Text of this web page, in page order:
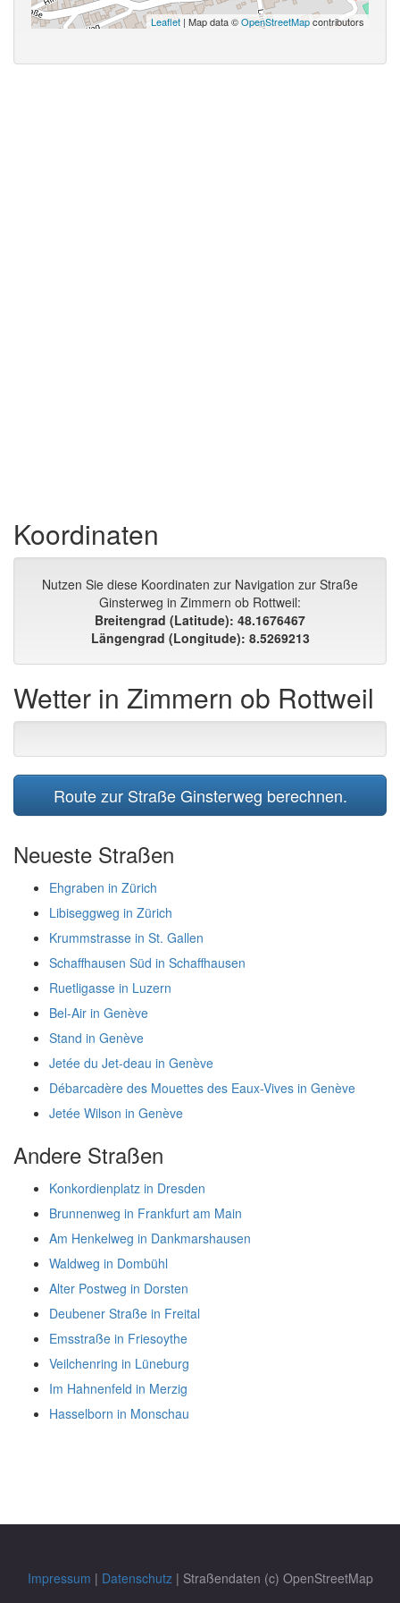
Leaflet | Map data ©OpenStreetMapcontributors
Koordinaten
Nutzen Sie diese Koordinaten zur Navigation zur Straße
Ginsterweg in Zimmern ob Rottweil:
Breitengrad (Latitude): 48.1676467
Längengrad (Longitude): 8.5269213
Wetter in Zimmern ob Rottweil
Route zur Straße Ginsterweg berechnen.
Neueste Straßen
Ehgraben in Zürich
Libiseggweg in Zürich
Krummstrasse in St. Gallen
Schaffhausen Süd in Schaffhausen
Ruetligasse in Luzern
Bel-Air in Genève
Stand in Genève
Jetée du Jet-deau in Genève
Débarcadère des Mouettes des Eaux-Vives in Genève
Jetée Wilson in Genève
Andere Straßen
Konkordienplatz in Dresden
Brunnenweg in Frankfurt am Main
Am Henkelweg in Dankmarshausen
Waldweg in Dombühl
Alter Postweg in Dorsten
Deubener Straße in Freital
Emsstraße in Friesoythe
Veilchenring in Lüneburg
Im Hahnenfeld in Merzig
Hasselborn in Monschau
Impressum | Datenschutz| Straßendaten (c) OpenStreetMap